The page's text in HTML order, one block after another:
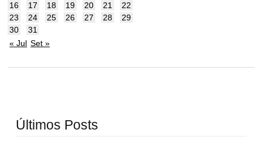
16
17 18 19 20 21
22
23
24 25 26 27 28
29
30
31
« Jul Set »
Últimos Posts